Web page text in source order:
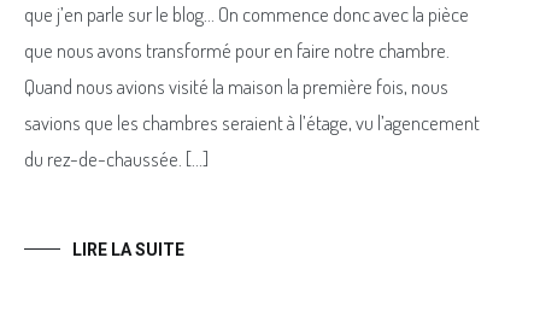
que j’en parle sur le blog… On commence donc avec la pièce
que nous avons transformé pour en faire notre chambre.
Quand nous avions visité la maison la première fois, nous
savions que les chambres seraient à l’étage, vu l’agencement
du rez-de-chaussée. […]
LIRE LA SUITE